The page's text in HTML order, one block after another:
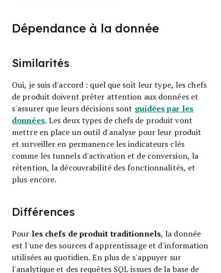
Dépendance à la donnée
Similarités
Oui, je suis d'accord : quel que soit leur type, les chefs
de produit doivent prêter attention aux données et
s'assurer que leurs décisions sont guidées par les
données. Les deux types de chefs de produit vont
mettre en place un outil d'analyse pour leur produit
et surveiller en permanence les indicateurs clés
comme les tunnels d'activation et de conversion, la
rétention, la découvrabilité des fonctionnalités, et
plus encore.
Différences
Pour les chefs de produit traditionnels, la donnée
est l'une des sources d'apprentissage et d'information
utilisées au quotidien. En plus de s'appuyer sur
l'analytique et des requêtes SQL issues de la base de